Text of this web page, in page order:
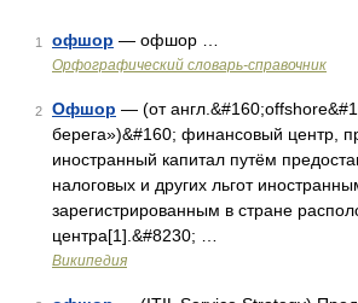
1 офшор — офшор …
Орфографический словарь-справочник
2 Офшор — (от
берега»)&#160; финансовый центр,
иностранный капитал путём
налоговых и других льгот
зарегистрированным в стране
центра[1].&#8230; …
Википедия